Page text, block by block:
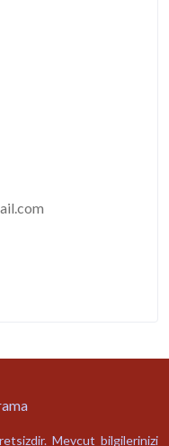
Mevcut bilgilerinizi